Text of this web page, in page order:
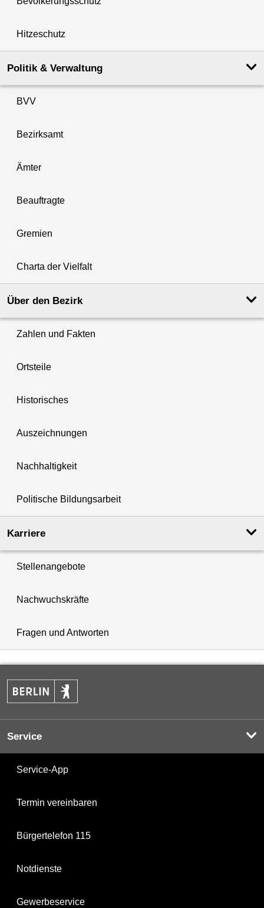
Hitzeschutz
Politik & Verwaltung
BVV
Bezirksamt
Ämter
Beauftragte
Gremien
Charta der Vielfalt
Über den Bezirk
Zahlen und Fakten
Ortsteile
Historisches
Auszeichnungen
Nachhaltigkeit
Politische Bildungsarbeit
Karriere
Stellenangebote
Nachwuchskräfte
Fragen und Antworten
Service
Service-App
Termin vereinbaren
Bürgertelefon 115
Notdienste
Gewerbeservice